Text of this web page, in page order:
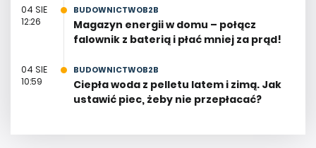
04 SIE
12:26
BUDOWNICTWOB2B
Magazyn energii w domu – połącz
falownik z baterią i płać mniej za prąd!
04 SIE
10:59
BUDOWNICTWOB2B
Ciepła woda z pelletu latem i zimą. Jak
ustawić piec, żeby nie przepłacać?